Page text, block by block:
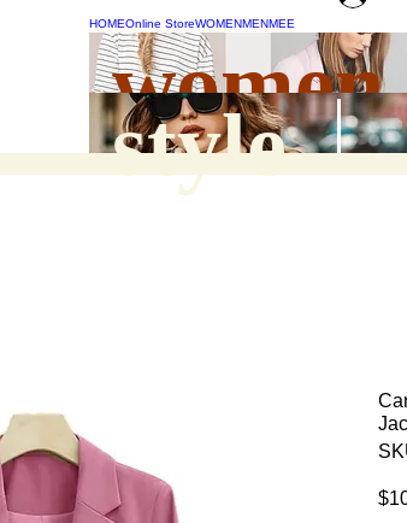
HOMEOnline StoreWOMENMENMEE
women
style